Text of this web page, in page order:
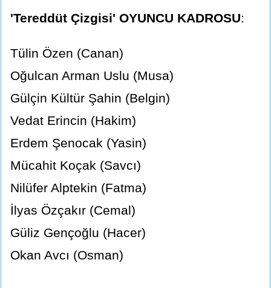
'Tereddüt Çizgisi' OYUNCU KADROSU:
Tülin Özen (Canan)
Oğulcan Arman Uslu (Musa)
Gülçin Kültür Şahin (Belgin)
Vedat Erincin (Hakim)
Erdem Şenocak (Yasin)
Mücahit Koçak (Savcı)
Nilüfer Alptekin (Fatma)
İlyas Özçakır (Cemal)
Güliz Gençoğlu (Hacer)
Okan Avcı (Osman)